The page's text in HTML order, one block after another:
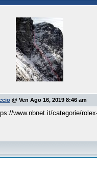
@ Ven Ago 16, 2019 8:46 am
www.nbnet.it/categorie/